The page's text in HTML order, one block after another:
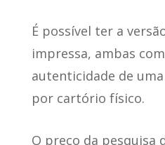
É possível ter a
impressa, ambas
autenticidade de
por cartório físico.
O preço da pesquisa